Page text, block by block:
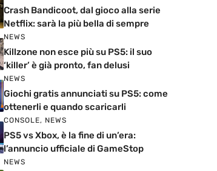
Crash Bandicoot, dal gioco alla serie
Netflix: sarà la più bella di sempre
NEWS
Killzone non esce più su PS5: il suo
‘killer’ è già pronto, fan delusi
NEWS
Giochi gratis annunciati su PS5: come
ottenerli e quando scaricarli
CONSOLE, NEWS
PS5 vs Xbox, è la fine di un’era:
l’annuncio ufficiale di GameStop
NEWS